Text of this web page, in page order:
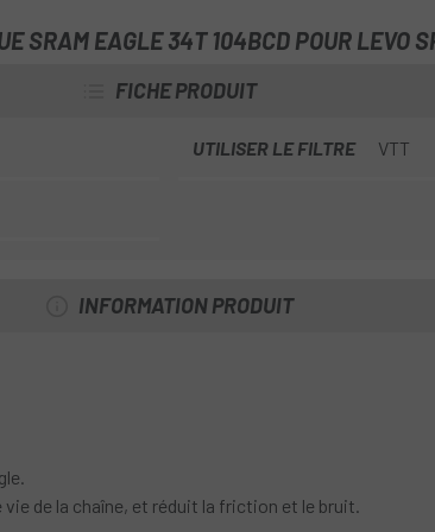
friction et l'accumulation de
SRAM EAGLE 34T 104BCD POUR LEVO
FICHE PRODUIT
UTILISER LE FILTRE VTT
INFORMATION PRODUIT
de la chaîne, et réduit la friction et le bruit.